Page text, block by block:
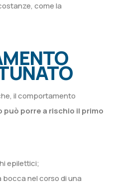
come la
il comportamento
porre a rischio il primo
epilettici;
nel corso di una